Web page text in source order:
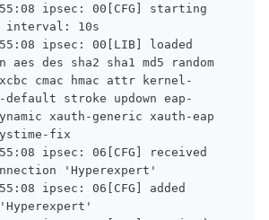
ipsec: 00[CFG] starting
interval: 10s
ipsec: 00[LIB] loaded
des sha2 sha1 md5 random
cmac hmac attr kernel-
stroke updown eap-
xauth-generic xauth-eap
fix
ipsec: 06[CFG] received
'Hyperexpert'
ipsec: 06[CFG] added